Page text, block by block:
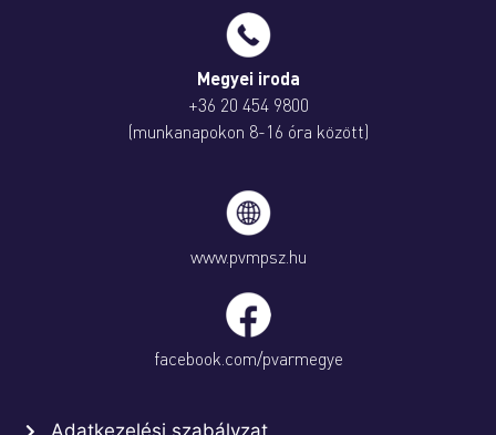
Megyei iroda
+36 20 454 9800
(munkanapokon 8-16 óra között)
www.pvmpsz.hu
facebook.com/pvarmegye